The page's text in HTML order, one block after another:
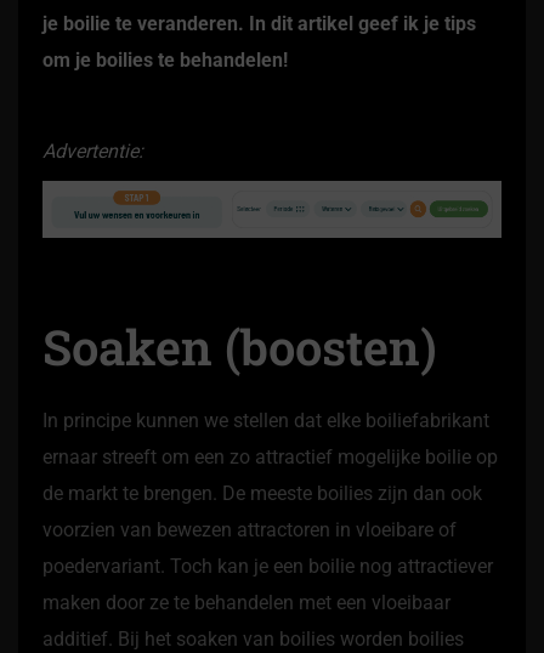
je boilie te veranderen. In dit artikel geef ik je tips
om je boilies te behandelen!
Advertentie:
Soaken (boosten)
In principe kunnen we stellen dat elke boiliefabrikant
ernaar streeft om een zo attractief mogelijke boilie op
de markt te brengen. De meeste boilies zijn dan ook
voorzien van bewezen attractoren in vloeibare of
poedervariant. Toch kan je een boilie nog attractiever
maken door ze te behandelen met een vloeibaar
additief. Bij het soaken van boilies worden boilies